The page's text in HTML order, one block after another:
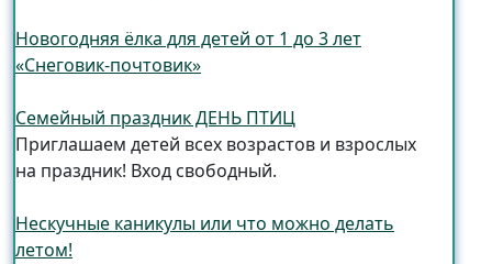
Новогодняя ёлка для детей от 1 до 3 лет
«Снеговик-почтовик»
Семейный праздник ДЕНЬ ПТИЦ
Приглашаем детей всех возрастов и взрослых
на праздник! Вход свободный.
Нескучные каникулы или что можно делать
летом!